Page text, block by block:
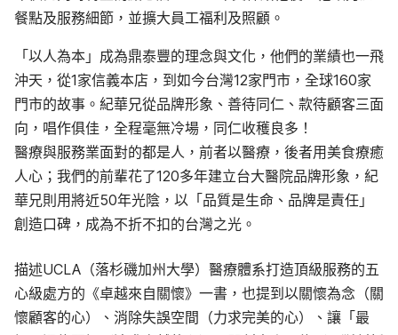
餐點及服務細節，並擴大員工福利及照顧。
「以人為本」成為鼎泰豐的理念與文化，他們的業績也一飛
沖天，從1家信義本店，到如今台灣12家門市，全球160家
門市的故事。紀華兄從品牌形象、善待同仁、款待顧客三面
向，唱作俱佳，全程毫無冷場，同仁收穫良多！
醫療與服務業面對的都是人，前者以醫療，後者用美食療癒
人心；我們的前輩花了120多年建立台大醫院品牌形象，紀
華兄則用將近50年光陰，以「品質是生命、品牌是責任」
創造口碑，成為不折不扣的台灣之光。
描述UCLA（落杉磯加州大學）醫療體系打造頂級服務的五
心級處方的《卓越來自關懷》一書，也提到以關懷為念（關
懷顧客的心）、消除失誤空間（力求完美的心）、讓「最